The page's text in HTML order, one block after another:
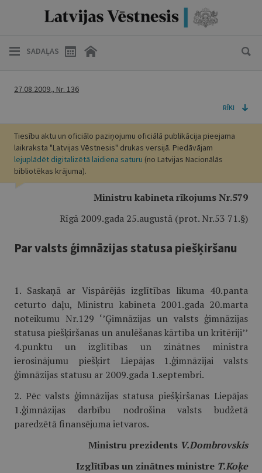
SADAĻAS
27.08.2009., Nr. 136
RĪKI
Tiesību aktu un oficiālo paziņojumu oficiālā publikācija pieejama
laikraksta "Latvijas Vēstnesis" drukas versijā. Piedāvājam
lejuplādēt digitalizētā laidiena saturu (no Latvijas Nacionālās
bibliotēkas krājuma).
Ministru kabineta rīkojums Nr.579
Rīgā 2009.gada 25.augustā (prot. Nr.53 71.§)
Par valsts ģimnāzijas statusa piešķiršanu
1. Saskaņā ar Vispārējās izglītības likuma 40.panta
ceturto daļu, Ministru kabineta 2001.gada 20.marta
noteikumu Nr.129 ‘’Ģimnāzijas un valsts ģim­nāzijas
statusa piešķiršanas un anulēšanas kārtība un kritēriji’’
4.punktu un izglītības un zinātnes ministra
ierosinājumu piešķirt Liepājas 1.ģimnāzijai valsts
ģimnāzijas statusu ar 2009.gada 1.septembri.
2. Pēc valsts ģimnāzijas statusa piešķiršanas Liepājas
1.ģimnāzijas darbī­bu nodrošina valsts budžetā
paredzētā finansējuma ietvaros.
Ministru prezidents V.Dombrovskis
Izglītības un zinātnes ministre T.Koķe